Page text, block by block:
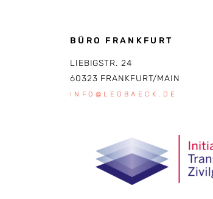
BÜRO FRANKFURT
LIEBIGSTR. 24
60323 FRANKFURT/MAIN
INFO@LEOBAECK.DE